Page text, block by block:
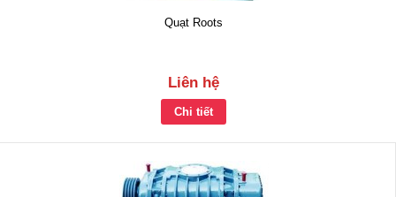
Quạt Roots
Liên hệ
Chi tiết